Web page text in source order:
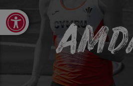
Open toolbar